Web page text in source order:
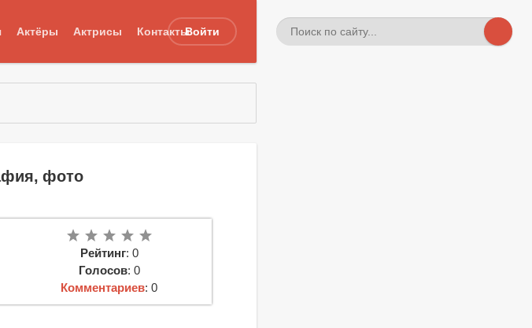
Актёры Актрисы КонтактыВойти
фото
Рейтинг: 0
Голосов: 0
Комментариев: 0